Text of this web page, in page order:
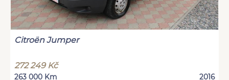
Citroën Jumper
272 249 Kč
263 000 Km 2016